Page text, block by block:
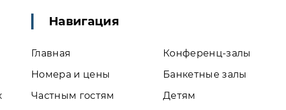
Навигация
Главная
Номера и цены
Частным гостям
Конференц-залы
Банкетные залы
Детям